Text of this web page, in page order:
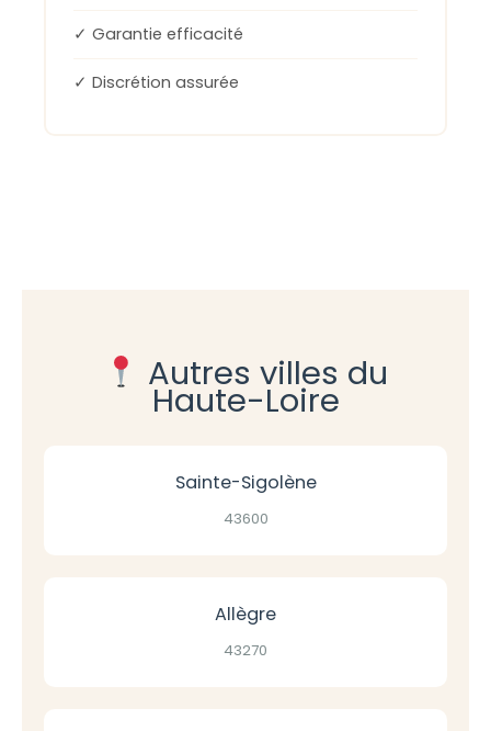
✓ Garantie efficacité
✓ Discrétion assurée
Autres villes du
Haute-Loire
Sainte-Sigolène
43600
Allègre
43270